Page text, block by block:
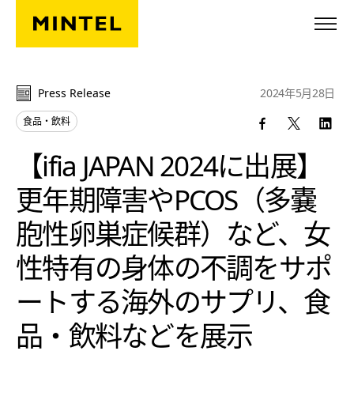
Skip to main content
Press Release
食品・飲料
【ifia JAPAN 2024に出展】
更年期障害やPCOS（多嚢
胞性卵巣症候群）など、女
性特有の身体の不調をサポ
ートする海外のサプリ、食
品・飲料などを展示
2024年5月28日